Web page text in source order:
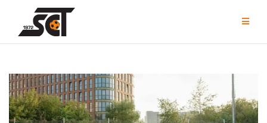
springen